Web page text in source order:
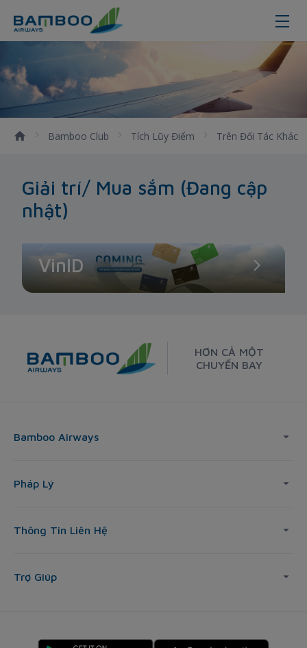
Giải trí/ Mua sắm
Bamboo Club Tích Lũy Điểm Trên Đối Tác Khác
Giải trí/ Mua sắm (Đang cập
nhật)
VinID
HƠN CẢ MỘT
CHUYẾN BAY
Bamboo Airways
Pháp Lý
Thông Tin Liên Hệ
Trợ Giúp